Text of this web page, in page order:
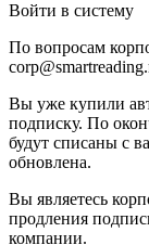
Войти в систему
По вопросам
Вы уже купили
подписку. По
будут списаны с
обновлена.
Вы являетесь
продления
компании.